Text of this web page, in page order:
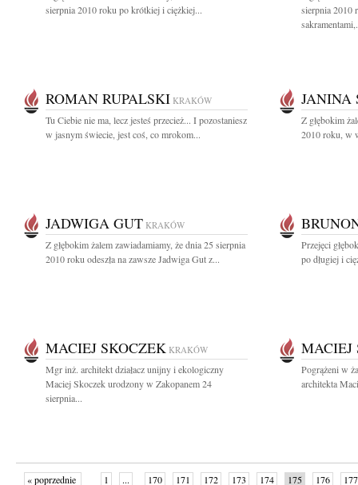
sierpnia 2010 roku po krótkiej i ciężkiej...
sierpnia 2010
ROMAN RUPALSKI KRAKÓW
Tu Ciebie nie ma, lecz jesteś przecież... I pozostaniesz
w jasnym świecie, jest coś, co mrokom...
JANINA
Z głębokim
2010 roku, w
JADWIGA GUT KRAKÓW
Z głębokim żalem zawiadamiamy, że dnia 25 sierpnia
2010 roku odeszła na zawsze Jadwiga Gut z...
Przejęci
po długiej i
MACIEJ SKOCZEK KRAKÓW
Mgr inż. architekt działacz unijny i ekologiczny
Maciej Skoczek urodzony w Zakopanem 24
sierpnia...
MACIEJ
Pogrążeni w
architekta
« poprzednie 1 ... 170 171 172 173 174 175 176 177